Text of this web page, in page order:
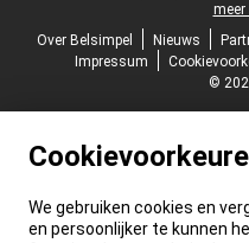
Over Belsimpel
Nieuws
Impressum
©
We gebruiken cookies en
en persoonlijker te kunnen